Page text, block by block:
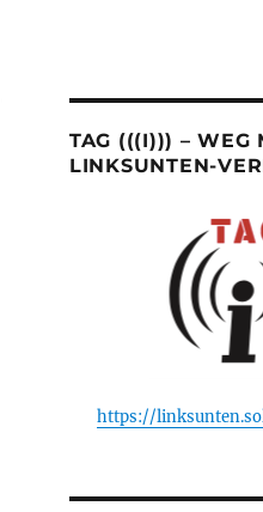
TAG (((I))) – WEG
LINKSUNTEN-
https://